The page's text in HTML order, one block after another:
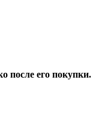
после его покупки.